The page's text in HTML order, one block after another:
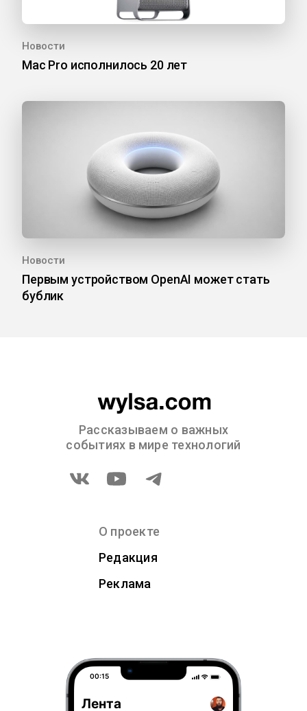
Новости
Mac Pro исполнилось 20 лет
Новости
Первым устройством OpenAI может стать
бублик
Рассказываем о важных
событиях в мире технологий
О проекте
Редакция
Реклама
00:15
Лента